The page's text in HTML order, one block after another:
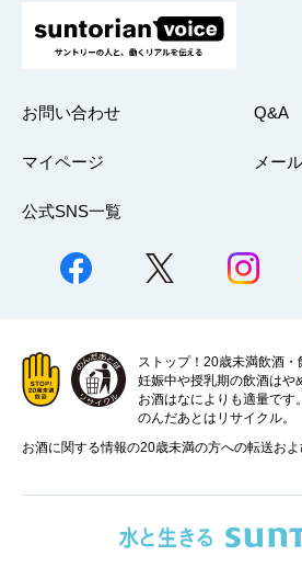
お問い合わせ Q&A
マイページ メー
公式SNS一覧
ストップ！20歳未満飲酒・
妊娠中や授乳期の飲酒はや
お酒はなによりも適量です。
のんだあとはリサイクル。
お酒に関する情報の20歳未満の方への転送およ